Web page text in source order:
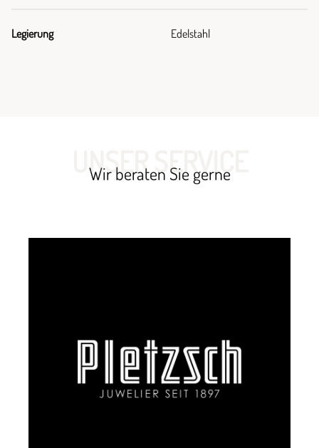
Legierung Edelstahl
UNSER SERVICE
Wir beraten Sie gerne